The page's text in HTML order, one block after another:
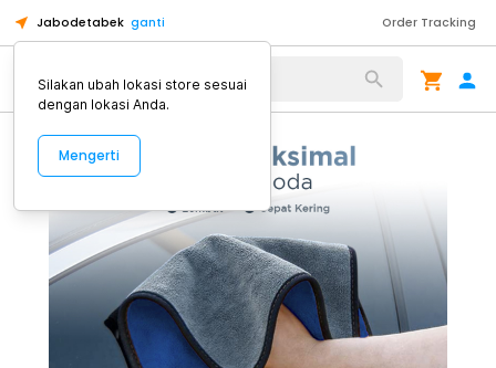
Jabodetabek ganti Order Tracking
Alat Kopi
Silakan ubah lokasi store sesuai
dengan lokasi Anda.
Mengerti